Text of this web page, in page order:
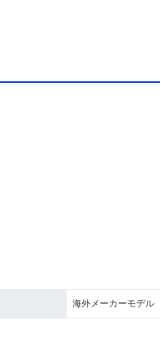
海外メーカーモデル